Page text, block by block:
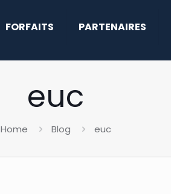
FORFAITS PARTENAIRES
euc
Home Blog euc